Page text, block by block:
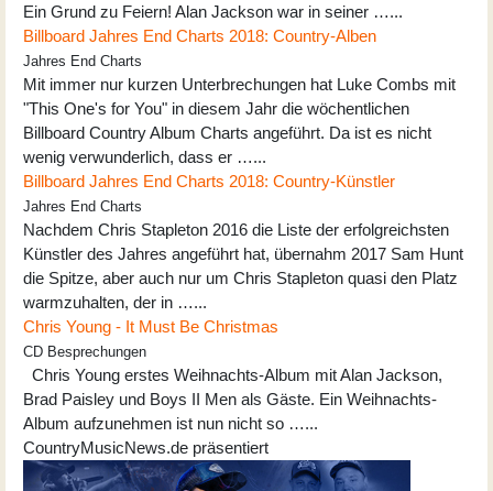
Ein Grund zu Feiern! Alan Jackson war in seiner …...
Billboard Jahres End Charts 2018: Country-Alben
Jahres End Charts
Mit immer nur kurzen Unterbrechungen hat Luke Combs mit
"This One's for You" in diesem Jahr die wöchentlichen
Billboard Country Album Charts angeführt. Da ist es nicht
wenig verwunderlich, dass er …...
Billboard Jahres End Charts 2018: Country-Künstler
Jahres End Charts
Nachdem Chris Stapleton 2016 die Liste der erfolgreichsten
Künstler des Jahres angeführt hat, übernahm 2017 Sam Hunt
die Spitze, aber auch nur um Chris Stapleton quasi den Platz
warmzuhalten, der in …...
Chris Young - It Must Be Christmas
CD Besprechungen
Chris Young erstes Weihnachts-Album mit Alan Jackson,
Brad Paisley und Boys II Men als Gäste. Ein Weihnachts-
Album aufzunehmen ist nun nicht so …...
CountryMusicNews.de präsentiert